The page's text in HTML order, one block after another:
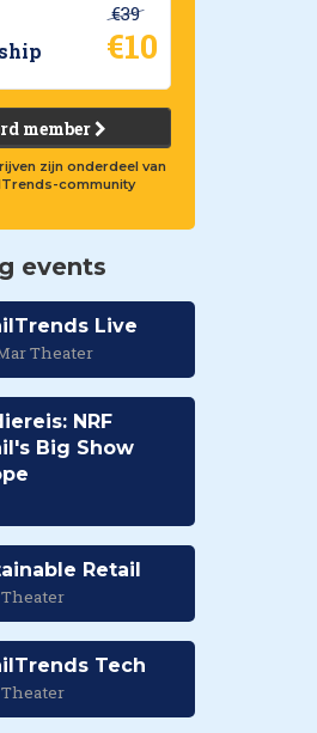
€39
€10
member
zijn onderdeel van
community
events
Live
Theater
NRF
Big Show
Retail
Theater
Tech
Theater